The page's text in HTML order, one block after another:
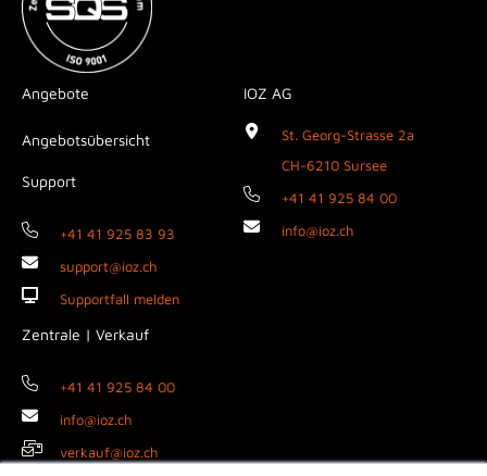
Angebote
Angebotsübersicht
Support
+41 41 925 83 93
support@ioz.ch
Supportfall melden
Zentrale | Verkauf
+41 41 925 84 00
info@ioz.ch
verkauf@ioz.ch
IOZ AG
St. Georg-Strasse 2a
CH-6210 Sursee
+41 41 925 84 00
info@ioz.ch